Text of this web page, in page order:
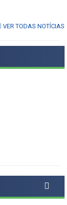
VER TODAS NOTÍCIAS